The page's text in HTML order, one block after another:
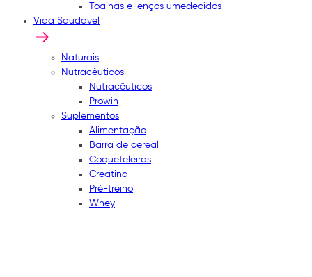
Toalhas e lenços umedecidos
Vida Saudável
Naturais
Nutracêuticos
Nutracêuticos
Prowin
Suplementos
Alimentação
Barra de cereal
Coqueteleiras
Creatina
Pré-treino
Whey